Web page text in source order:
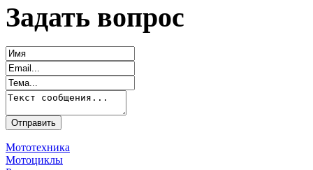
Задать вопрос
Мототехника
Мотоциклы